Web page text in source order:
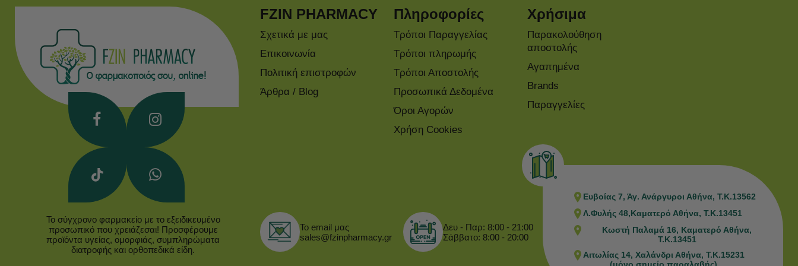
Το σύγχρονο φαρμακείο με το εξειδικευμένο
προσωπικό που χρειάζεσαι! Προσφέρουμε
προϊόντα υγείας, ομορφιάς, συμπληρώματα
διατροφής και ορθοπεδικά είδη.
FZIN PHARMACY
Σχετικά με μας
Επικοινωνία
Πολιτική επιστροφών
Άρθρα / Blog
Πληροφορίες
Τρόποι Παραγγελίας
Τρόποι πληρωμής
Τρόποι Αποστολής
Προσωπικά Δεδομένα
Όροι Αγορών
Χρήση Cookies
Χρήσιμα
Παρακολούθηση
αποστολής
Αγαπημένα
Brands
Παραγγελίες
Το email μας
sales@fzinpharmacy.gr
Δευ - Παρ: 8:00 - 21:00
Σάββατο: 8:00 - 20:00
Ευβοίας 7, Άγ. Ανάργυροι Αθήνα, Τ.Κ.13562
Λ.Φυλής 48,Καματερό Αθήνα, Τ.Κ.13451
Κωστή Παλαμά 16, Καματερό Αθήνα,
Τ.Κ.13451
Αιτωλίας 14, Χαλάνδρι Αθήνα, Τ.Κ.15231